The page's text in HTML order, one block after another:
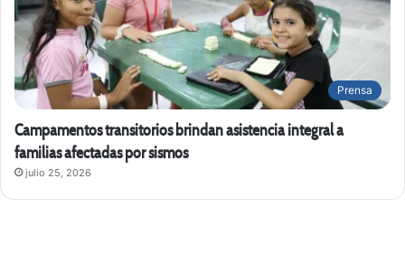
Prensa
Campamentos transitorios brindan asistencia integral a
familias afectadas por sismos
julio 25, 2026